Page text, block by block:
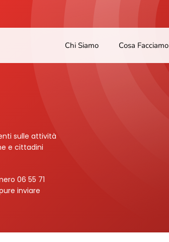
Chi Siamo Cosa Facciamo
sulle attività
e cittadini
06 55 71
inviare